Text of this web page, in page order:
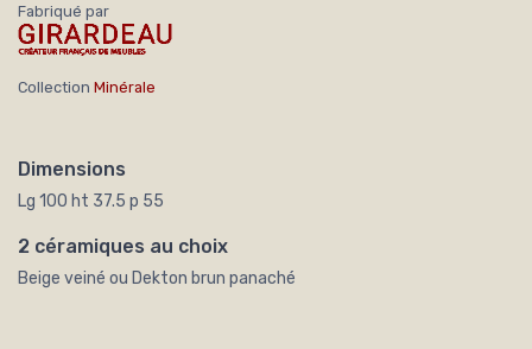
Fabriqué par
Collection Minérale
Dimensions
Lg 100 ht 37.5 p 55
2 céramiques au choix
Beige veiné ou Dekton brun panaché